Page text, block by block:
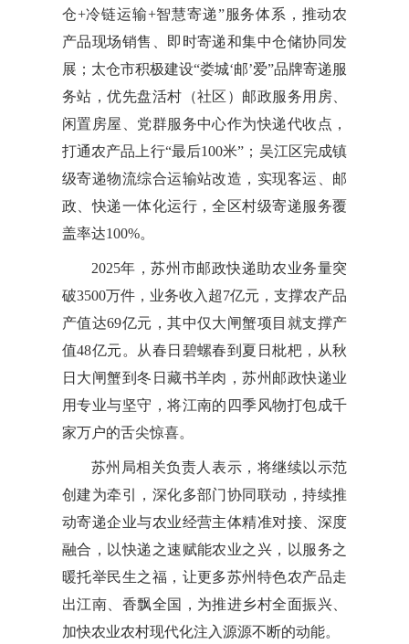
仓+冷链运输+智慧寄递”服务体系，推动农
产品现场销售、即时寄递和集中仓储协同发
展；太仓市积极建设“娄城‘邮’爱”品牌寄递服
务站，优先盘活村（社区）邮政服务用房、
闲置房屋、党群服务中心作为快递代收点，
打通农产品上行“最后100米”；吴江区完成镇
级寄递物流综合运输站改造，实现客运、邮
政、快递一体化运行，全区村级寄递服务覆
盖率达100%。
2025年，苏州市邮政快递助农业务量突
破3500万件，业务收入超7亿元，支撑农产品
产值达69亿元，其中仅大闸蟹项目就支撑产
值48亿元。从春日碧螺春到夏日枇杷，从秋
日大闸蟹到冬日藏书羊肉，苏州邮政快递业
用专业与坚守，将江南的四季风物打包成千
家万户的舌尖惊喜。
苏州局相关负责人表示，将继续以示范
创建为牵引，深化多部门协同联动，持续推
动寄递企业与农业经营主体精准对接、深度
融合，以快递之速赋能农业之兴，以服务之
暖托举民生之福，让更多苏州特色农产品走
出江南、香飘全国，为推进乡村全面振兴、
加快农业农村现代化注入源源不断的动能。